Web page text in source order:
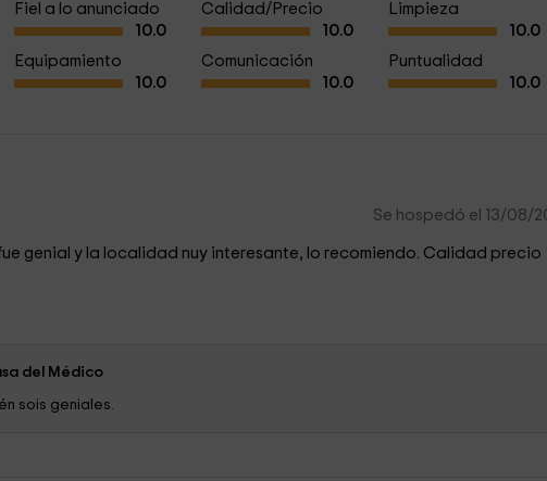
Fiel a lo anunciado
10.0
Calidad/Precio
10.0
Limpieza
10.0
Equipamiento
10.0
Comunicación
10.0
Puntualidad
10.0
Se hospedó el 13/08/
genial y la localidad nuy interesante, lo recomiendo. Calidad precio
del Médico
sois geniales.